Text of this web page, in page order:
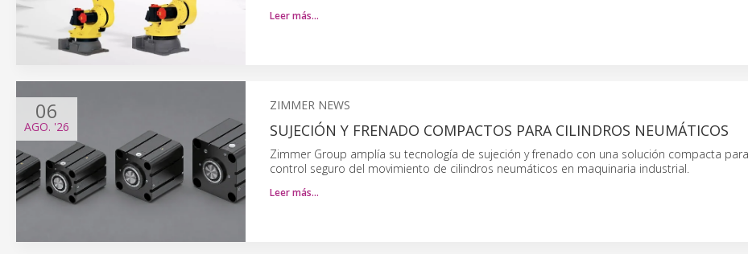
Leer más…
06
AGO. '26
ZIMMER NEWS
SUJECIÓN Y FRENADO COMPACTOS PARA CILINDROS NEUMÁTICOS
Zimmer Group amplía su tecnología de sujeción y frenado con una solución compacta
control seguro del movimiento de cilindros neumáticos en maquinaria industrial.
Leer más…